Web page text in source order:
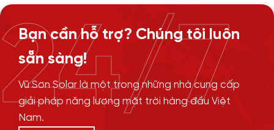
Bạn cần hỗ trợ? Chúng tôi luôn
sẵn sàng!
Vũ Sơn Solar là một trong những nhà cung cấp
giải pháp năng lượng mặt trời hàng đầu Việt
Nam.
24/7